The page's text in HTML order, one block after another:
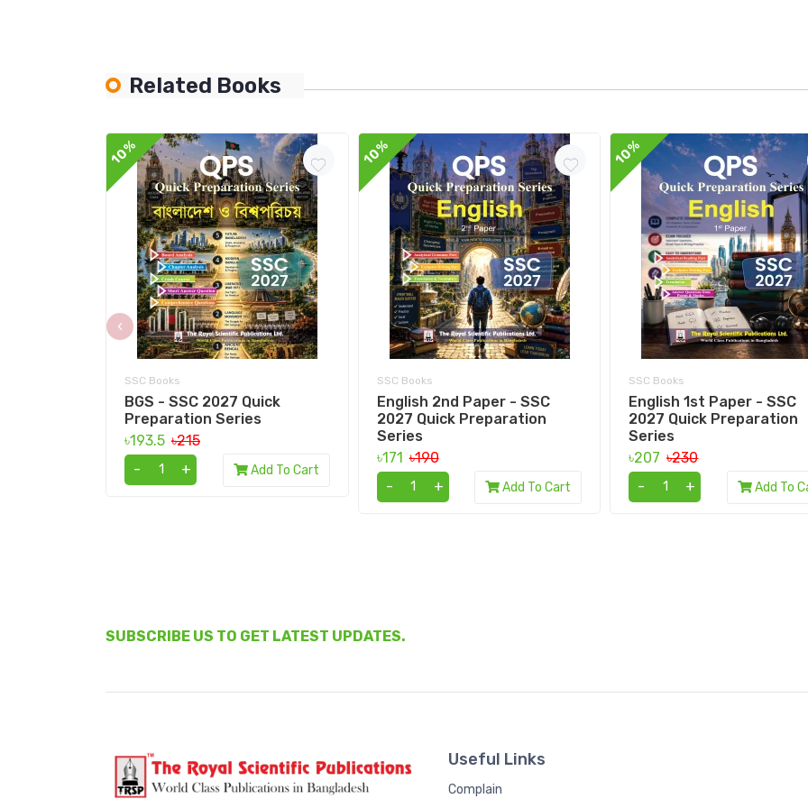
Related Books
10%
SSC Books
BGS - SSC 2027 Quick
Preparation Series
৳193.5 ৳215
-
+ Add To Cart
10%
SSC Books
English 2nd Paper - SSC
2027 Quick Preparation
Series
৳171 ৳190
-
+ Add To Cart
10%
SSC Books
English 1st Paper - SSC
2027 Quick Preparation
Series
৳207 ৳230
-
+ Add To
‹
SUBSCRIBE US TO GET LATEST UPDATES.
Useful Links
Complain